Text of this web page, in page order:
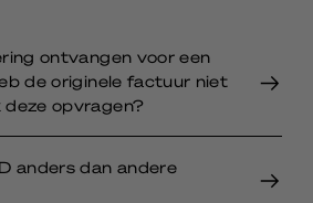
ontvangen voor een
de originele factuur niet
deze opvragen?
anders dan andere